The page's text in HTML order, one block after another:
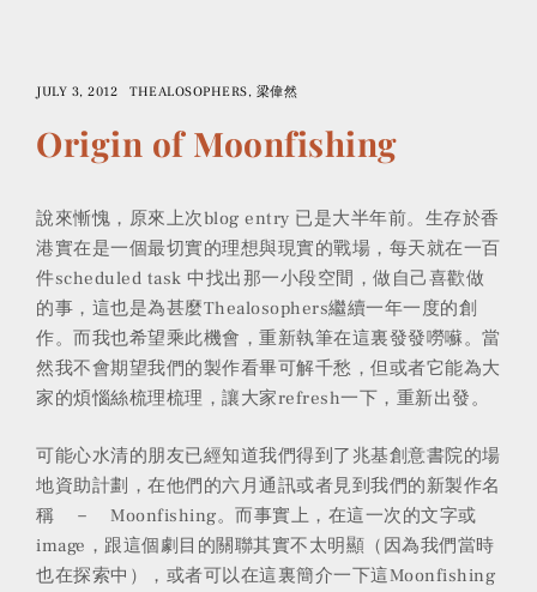
JULY 3, 2012 THEALOSOPHERS 梁偉然
Origin of Moonfishing
說來慚愧，原來上次blog entry 已是大半年前。生存於香
港實在是一個最切實的理想與現實的戰場，每天就在一百
件scheduled task 中找出那一小段空間，做自己喜歡做
的事，這也是為甚麼Thealosophers繼續一年一度的創
作。而我也希望乘此機會，重新執筆在這裏發發嘮囌。當
然我不會期望我們的製作看畢可解千愁，但或者它能為大
家的煩惱絲梳理梳理，讓大家refresh一下，重新出發。
可能心水清的朋友已經知道我們得到了兆基創意書院的場
地資助計劃，在他們的六月通訊或者見到我們的新製作名
稱 － Moonfishing。而事實上，在這一次的文字或
image，跟這個劇目的關聯其實不太明顯（因為我們當時
也在探索中），或者可以在這裏簡介一下這Moonfishing